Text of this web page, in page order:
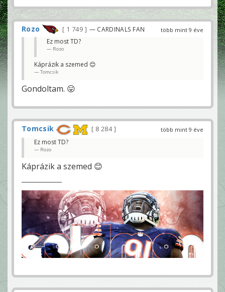
több mint 9 éve
Rozo 1 749 — CARDINALS FAN
Ez most TD?
Rozo
Káprázik a szemed 😊
Tomcsik
Gondoltam. 😛
több mint 9 éve
Tomcsik
8 284
Ez most TD?
Rozo
Káprázik a szemed 😊